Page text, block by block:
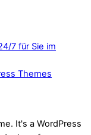
7 für Sie im
Themes
It's a WordPress